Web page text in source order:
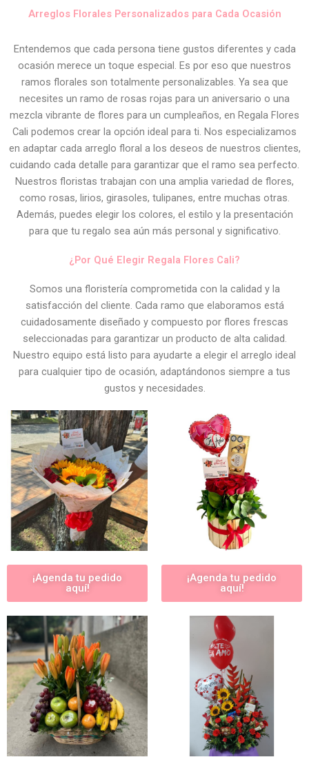
Arreglos Florales Personalizados para Cada Ocasión
Entendemos que cada persona tiene gustos diferentes y cada
ocasión merece un toque especial. Es por eso que nuestros
ramos florales son totalmente personalizables. Ya sea que
necesites un ramo de rosas rojas para un aniversario o una
mezcla vibrante de flores para un cumpleaños, en Regala Flores
Cali podemos crear la opción ideal para ti. Nos especializamos
en adaptar cada arreglo floral a los deseos de nuestros clientes,
cuidando cada detalle para garantizar que el ramo sea perfecto.
Nuestros floristas trabajan con una amplia variedad de flores,
como rosas, lirios, girasoles, tulipanes, entre muchas otras.
Además, puedes elegir los colores, el estilo y la presentación
para que tu regalo sea aún más personal y significativo.
¿Por Qué Elegir Regala Flores Cali?
Somos una floristería comprometida con la calidad y la
satisfacción del cliente. Cada ramo que elaboramos está
cuidadosamente diseñado y compuesto por flores frescas
seleccionadas para garantizar un producto de alta calidad.
Nuestro equipo está listo para ayudarte a elegir el arreglo ideal
para cualquier tipo de ocasión, adaptándonos siempre a tus
gustos y necesidades.
¡Agenda tu pedido
aquí!
¡Agenda tu pedido
aquí!